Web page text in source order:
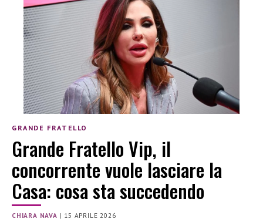
GRANDE FRATELLO
Grande Fratello Vip, il
concorrente vuole lasciare la
Casa: cosa sta succedendo
CHIARA NAVA | 15 APRILE 2026